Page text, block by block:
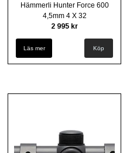
Hämmerli Hunter Force 600
4,5mm 4 X 32
2 995 kr
Läs mer